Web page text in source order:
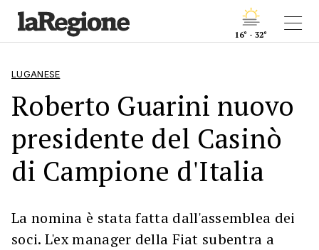
16° - 32°
LUGANESE
Roberto Guarini nuovo
presidente del Casinò
di Campione d'Italia
La nomina è stata fatta dall'assemblea dei
soci. L'ex manager della Fiat subentra a